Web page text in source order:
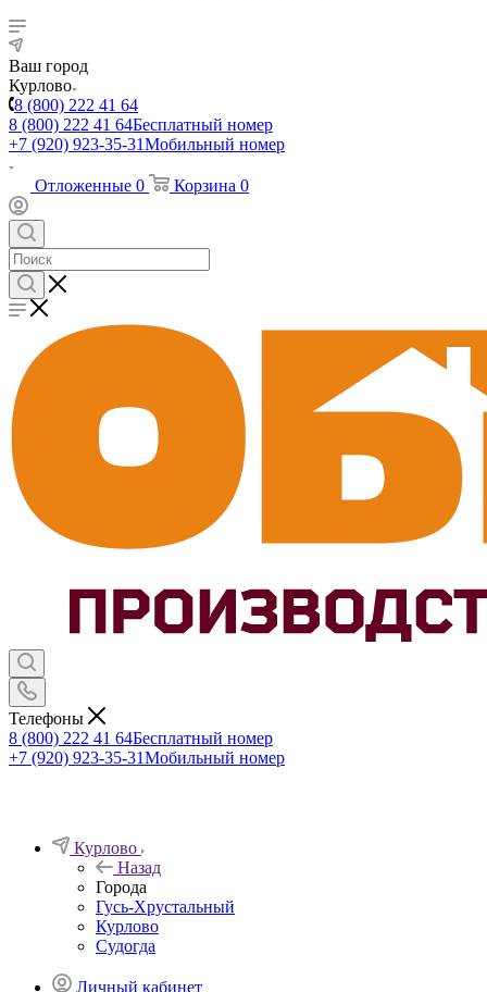
Ваш город
Курлово
8 (800) 222 41 64
8 (800) 222 41 64Бесплатный номер
+7 (920) 923-35-31Мобильный номер
Отложенные 0 Корзина 0
Телефоны
8 (800) 222 41 64Бесплатный номер
+7 (920) 923-35-31Мобильный номер
Курлово
Назад
Города
Гусь-Хрустальный
Курлово
Судогда
Личный кабинет